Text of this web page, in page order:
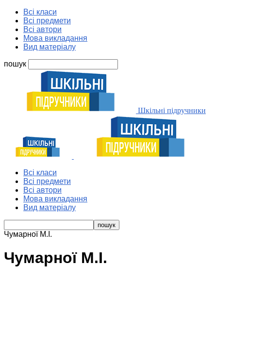
Всі класи
Всі предмети
Всі автори
Мова викладання
Вид матеріалу
пошук
Шкільні підручники
Всі класи
Всі предмети
Всі автори
Мова викладання
Вид матеріалу
Чумарної М.І.
Чумарної М.І.